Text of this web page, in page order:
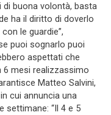
di buona volontà, basta
ha il diritto di doverlo
le guardie”,
puoi sognarlo puoi
aspettati che
6 mesi realizzassimo
Matteo Salvini,
cui annuncia una
settimane: “Il 4 e 5